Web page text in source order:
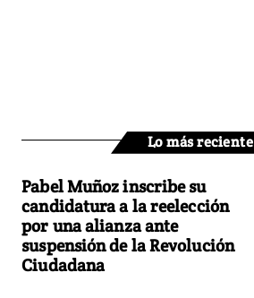
Lo más reciente
Pabel Muñoz inscribe su
candidatura a la reelección
por una alianza ante
suspensión de la Revolución
Ciudadana